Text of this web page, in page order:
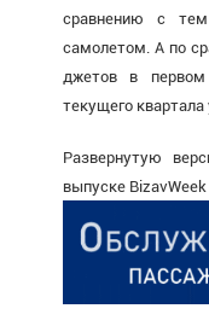
сравнению с
самолетом. А по
джетов в первом
текущего квартала
Развернутую
выпуске BizavWeek